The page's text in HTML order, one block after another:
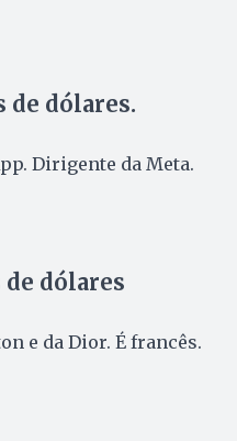
dólares.
Dirigente da Meta.
dólares
e da Dior. É francês.